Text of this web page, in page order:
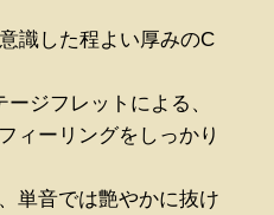
識した程よい厚みのC
ジフレットによる、
ィーリングをしっかり
単音では艶やかに抜け